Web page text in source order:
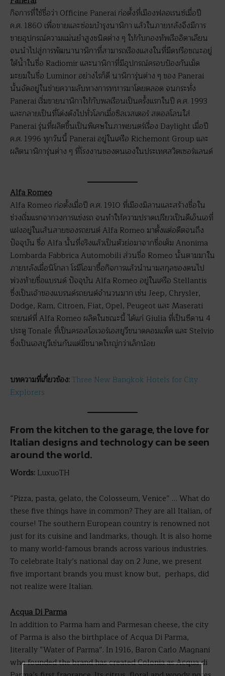
กิจการที่ใช้ชื่อว่า Officine Panerai ก่อตั้งที่เมืองฟลอเรนซ์เมื่อปี
ค.ศ. 1860 เพื่อขายและซ่อมบำรุงนาฬิกา แล้วในภายหลังจึงมีการ
ขายอุปกรณ์ความแม่นยำสูงชนิดต่าง ๆ ให้กับกองทัพเรืออิตาเลียน
จนนำไปสู่การพัฒนานาฬิกาที่สามารถเรืองแสงในที่มืดหรือขณะอยู่
ใต้น้ำในชื่อ Radiomir และนาฬิกาที่มีอุปกรณ์ครอบป้องกันเม็ด
มะยมในชื่อ Luminor อย่างไรก็ดี นาฬิการุ่นต่าง ๆ ของ Panerai
นั้นจัดอยู่ในข่ายความลับทางการทหารมาโดยตลอด จนกระทั่ง
Panerai เริ่มขายนาฬิกาให้กับพลเรือนเป็นครั้งแรกในปี ค.ศ. 1993
และกลายเป็นที่โด่งดังไปทั่วโลกเมื่อซิลเวสเตอร์ สตอลโลนใส่
Panerai รุ่นที่ผลิตขึ้นเป็นพิเศษในภาพยนตร์เรื่อง Daylight เมื่อปี
ค.ศ. 1996 ทุกวันนี้ Panerai อยู่ในเครือ Richemont Group และ
ผลิตนาฬิการุ่นต่าง ๆ ที่โรงงานของตนเองในประเทศสวิตเซอร์แลนด์
Alfa Romeo
Alfa Romeo ก่อตั้งเมื่อปี ค.ศ. 1910 ที่เมืองมิลานและสร้างชื่อใน
ช่วงเริ่มแรกจากวงการแข่งรถ จนทำให้ความปราดเปรียวเป็นดีเอ็นเอที่
แฝงอยู่ในเส้นสายของรถยนต์ Alfa Romeo มาตั้งแต่อดีตจนถึง
ปัจจุบัน ชื่อ Alfa นั้นที่จริงแล้วเป็นตัวย่อมาจากชื่อเต็ม Anonima
Lombarda Fabbrica Automobili ส่วนชื่อ Romeo นั้นตามมาใน
ภายหลังเมื่อนิโกลา โรมีโอมาซื้อกิจการแล้วนำนามสกุลของตนไป
พ่วงท้ายชื่อแบรนด์ ปัจจุบัน Alfa Romeo อยู่ในเครือ Stellantis
ซึ่งเป็นเจ้าของแบรนด์รถยนต์จำนวนมาก เช่น Jeep, Chrysler,
Dodge, Ram, Citroen, Fiat, Opel, Peugeot และ Maserati
รถยนต์ที่ Alfa Romeo ผลิตในขณะนี้ ได้แก่ Giulia ที่เป็นซีดาน 4
ประตู Tonale ที่เป็นครอสโอเวอร์เอสยูวีขนาดคอมแพ็ค และ Stelvio
ซึ่งเป็นเอสยูวีเช่นกันแต่มีขนาดใหญ่กว่าเล็กน้อย
บทความที่เกี่ยวข้อง:Three New Bangkok Hotels for City
Explorers
From the kitchen to the garage, the love for
Italian designs and technology can be seen
around the world.
Words: LuxuoTH
“Pizza, pasta, gelato, the Colosseum, Venice” … What do
these five things have in common? They are all Italian, of
course! The southern European country is renowned not
just for its cuisine and landmarks, though. It is also home
to many world-famous brands across various industries.
To celebrate Italy’s national day on 2 June, we present
five important brands you must know but, perhaps, did
not realize were Italian.
Acqua Di Parma
In addition to Parma ham and Parmesan cheese, the city
of Parma is also the birthplace of Acqua Di Parma,
literally “Water of Parma”. In 1916, Baron Carlo Magnani
who founded the brand has created Colonia as Acqua di